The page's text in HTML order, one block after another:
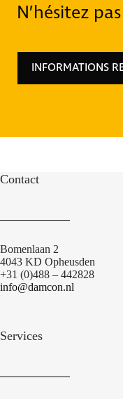
N’hésitez
INFORMATIONS
Contact
Bomenlaan 2
4043 KD Opheusden
+31 (0)488 – 442828
info@damcon.nl
Services